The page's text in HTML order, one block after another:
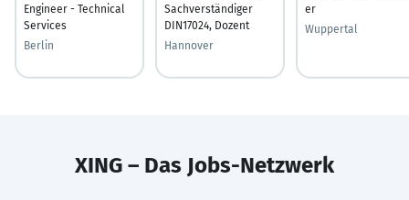
Engineer - Technical
Services
Berlin
Sachverständiger
DIN17024, Dozent
Hannover
er
Wuppertal
XING – Das Jobs-Netzwerk